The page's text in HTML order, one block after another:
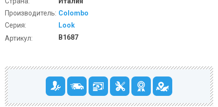
Производитель: Colombo
Серия:
Look
Артикул:
В1687